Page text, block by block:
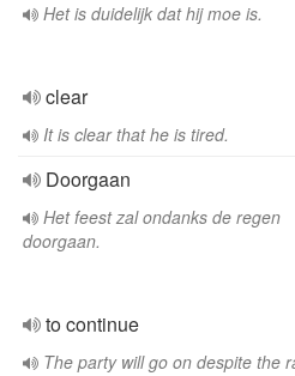
Het is duidelijk dat hij moe is.
clear
It is clear that he is tired.
Doorgaan
Het feest zal ondanks de regen
doorgaan.
to continue
The party will go on despite the